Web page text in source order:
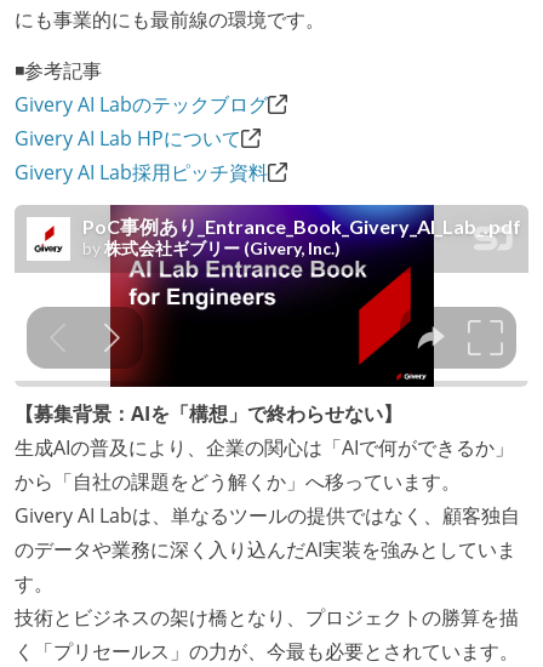
にも事業的にも最前線の環境です。
◾️参考記事
Givery AI Labのテックブログ
Givery AI Lab HPについて
Givery AI Lab採用ピッチ資料
【募集背景：AIを「構想」で終わらせない】
生成AIの普及により、企業の関心は「AIで何ができるか」
から「自社の課題をどう解くか」へ移っています。
Givery AI Labは、単なるツールの提供ではなく、顧客独自
のデータや業務に深く入り込んだAI実装を強みとしていま
す。
技術とビジネスの架け橋となり、プロジェクトの勝算を描
く「プリセールス」の力が、今最も必要とされています。